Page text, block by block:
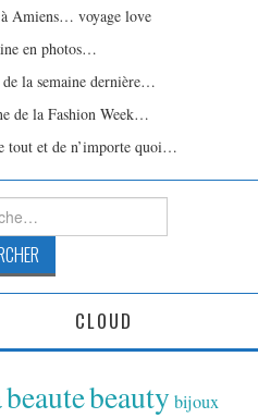
à Amiens… voyage love
en photos…
la semaine dernière…
de la Fashion Week…
tout et de n’importe quoi…
:
CLOUD
beautebeauty bijoux